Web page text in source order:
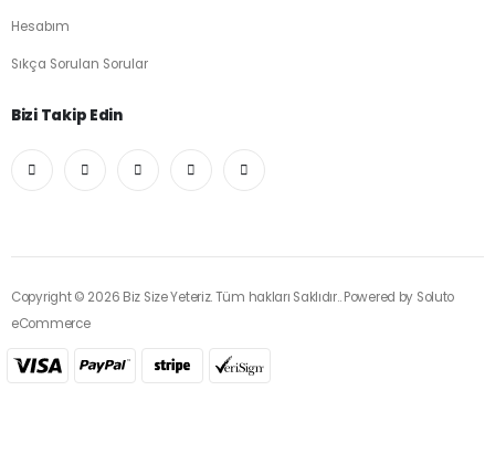
Hesabım
Sıkça Sorulan Sorular
Bizi Takip Edin
Copyright © 2026 Biz Size Yeteriz. Tüm hakları Saklıdır.. Powered by Soluto
eCommerce